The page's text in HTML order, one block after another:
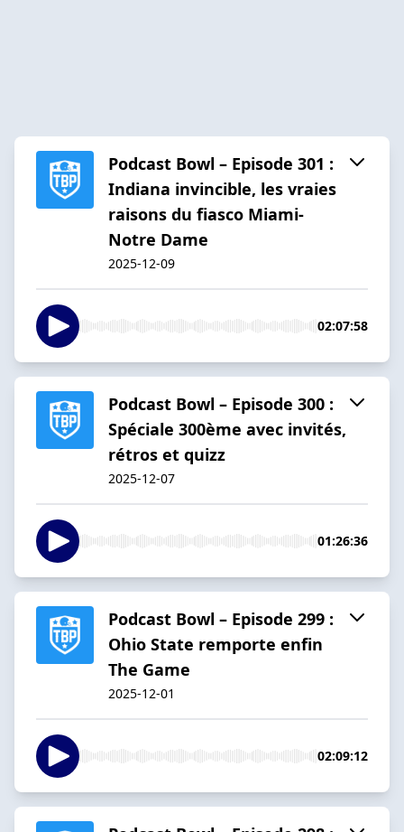
Podcast Bowl – Episode 301 :
Indiana invincible, les vraies
raisons du fiasco Miami-
Notre Dame
2025-12-09
02:07:58
Podcast Bowl – Episode 300 :
Spéciale 300ème avec invités,
rétros et quizz
2025-12-07
01:26:36
Podcast Bowl – Episode 299 :
Ohio State remporte enfin
The Game
2025-12-01
02:09:12